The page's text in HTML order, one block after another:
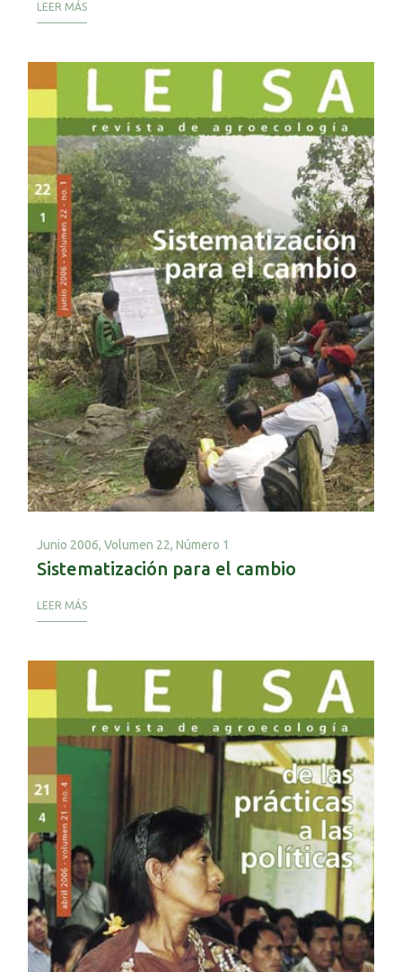
LEER MÁS
Junio 2006, Volumen 22, Número 1
Sistematización para el cambio
LEER MÁS